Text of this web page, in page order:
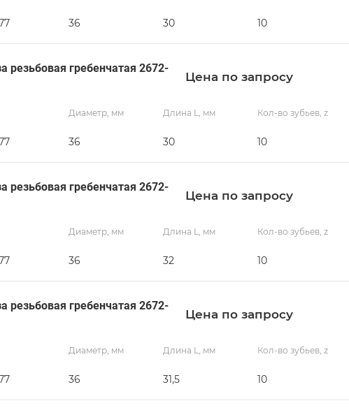
36 30 10
резьбовая гребенчатая 2672-
Цена по запросу
Диаметр, мм
36
Длина L, мм
30
Кол-во зубьев, z
10
резьбовая гребенчатая 2672-
Цена по запросу
Диаметр, мм
36
Длина L, мм
32
Кол-во зубьев, z
10
резьбовая гребенчатая 2672-
Цена по запросу
Диаметр, мм
36
Длина L, мм
31,5
Кол-во зубьев, z
10